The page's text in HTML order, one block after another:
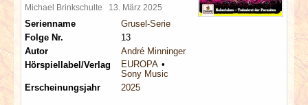
LINKS
ARCHIV
Michael Brinkschulte 13. März 2025
Serienname
Grusel-Serie
Folge Nr.
13
Autor
André Minninger
Hörspiellabel/Verlag
EUROPA
Sony Music
Erscheinungsjahr
2025